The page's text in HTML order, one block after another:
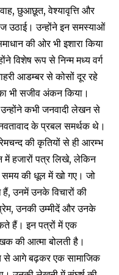
छुआछूत, वेश्यावृत्ति और
उठाई। उन्होंने इन समस्याओं
की ओर भी इशारा किया
विशेष रूप से निन्म मध्य वर्ग
आडम्बर से कोसों दूर रहे
भी सजीव अंकन किया।
उन्होंने कभी जनवादी लेखन से
के प्रबल समर्थक थे।
की कृतियों से ही आरम्भ
हजारों पत्र लिखे, लेकिन
समय की धूल में खो गए। जो
उनमें उनके विचारों की
उनकी उम्मीदें और उनके
हैं। इन पत्रों में एक
की आत्मा बोलती है।
से आगे बढ़कर एक सामाजिक